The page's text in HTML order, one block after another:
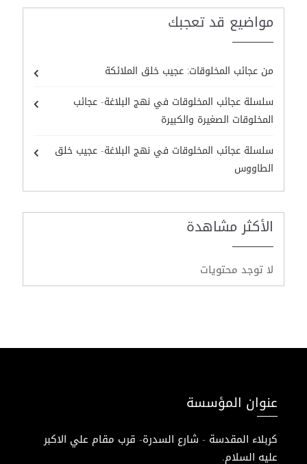
مواضيع قد تعجبك
من عجائب المخلوقات: عجيب خلق الملائكة
سلسلة عجائب المخلوقات في نهج البلاغة- عجائب
المخلوقات الصغيرة والكبيرة
سلسلة عجائب المخلوقات في نهج البلاغة- عجيب خلق
الطاووس
الأكثر مشاهدة
لا توجد محتويات
عنوان المؤسسة
كربلاء المقدسة - شارع السدرة- قرب مقام علي الاكبر
عليه السلام.